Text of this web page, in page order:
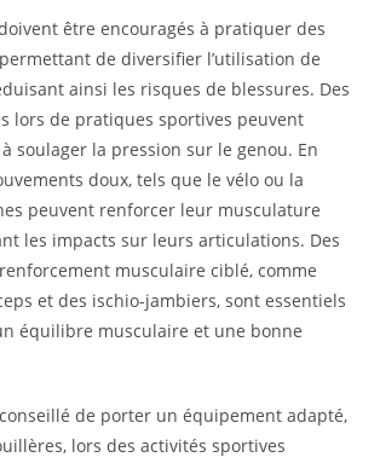
être encouragés à pratiquer des
de diversifier l’utilisation de
ainsi les risques de blessures. Des
lors de pratiques sportives peuvent
soulager la pression sur le genou. En
doux, tels que le vélo ou la
peuvent renforcer leur musculature
les impacts sur leurs articulations. Des
musculaire ciblé, comme
et des ischio-jambiers, sont essentiels
équilibre musculaire et une bonne
de porter un équipement adapté,
lors des activités sportives